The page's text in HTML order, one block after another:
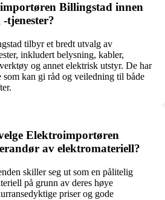
Billingstad innen
tjenester?
tilbyr et bredt utvalg av
inkludert belysning, kabler,
og annet elektrisk utstyr. De har
som kan gi råd og veiledning til både
Elektroimportøren
av elektromateriell?
skiller seg ut som en pålitelig
på grunn av deres høye
priser og gode